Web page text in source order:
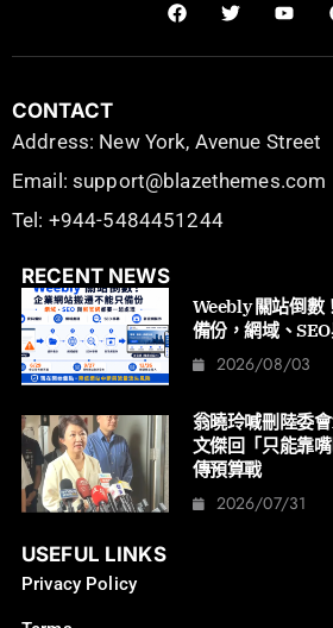
CONTACT
Address: New York, Avenue Street
Email: support@blazethemes.com
Tel: +944-5484451244
RECENT NEWS
Weebly 關站倒數
備份，網域、
2026/08/03
翁曉玲喊刪陸委
文傑回「只能靠
傳預算戰
2026/07/31
USEFUL LINKS
Privacy Policy